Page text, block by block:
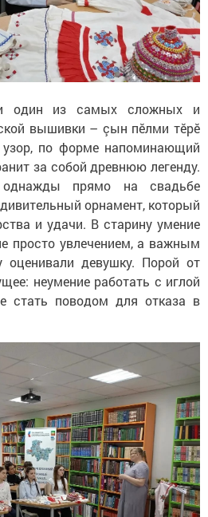
один из самых сложных и
вышивки – çын пĕлми тĕрĕ
по форме напоминающий
за собой древнюю легенду.
однажды прямо на свадьбе
орнамент, который
и удачи. В старину умение
просто увлечением, а важным
оценивали девушку. Порой от
неумение работать с иглой
стать поводом для отказа в